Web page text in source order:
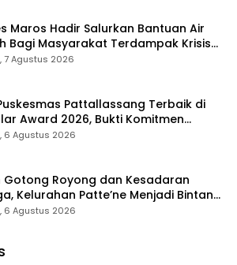
Maros Hadir Salurkan Bantuan Air
Bagi Masyarakat Terdampak Krisis
Di Maros
7 Agustus 2026
Pattallassang Terbaik di
Award 2026, Bukti Komitmen
Pelayanan Kesehatan Berkualitas
6 Agustus 2026
Gotong Royong dan Kesadaran
Kelurahan Patte’ne Menjadi Bintang
Award 2026
6 Agustus 2026